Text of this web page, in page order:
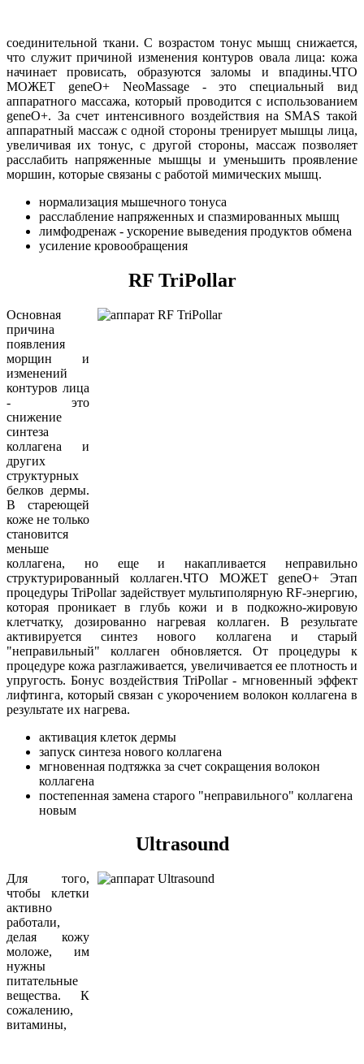
соединительной ткани. С возрастом тонус мышц снижается,
что служит причиной изменения контуров овала лица: кожа
начинает провисать, образуются заломы и впадины.​ЧТО
МОЖЕТ geneO+ NeoMassage - это специальный вид
аппаратного массажа, который проводится с использованием
geneO+. За счет интенсивного воздействия на SMAS такой
аппаратный массаж с одной стороны тренирует мышцы лица,
увеличивая их тонус, с другой стороны, массаж позволяет
расслабить напряженные мышцы и уменьшить проявление
моршин, которые связаны с работой мимических мышц.
нормализация мышечного тонуса
расслабление напряженных и спазмированных мышц
лимфодренаж - ускорение выведения продуктов обмена
усиление кровообращения
RF TriPollar
Основная
причина
появления
морщин и
изменений
контуров лица
- это
снижение
синтеза
коллагена и
других
структурных
белков дермы.
В стареющей
коже не только
становится
меньше
коллагена, но еще и накапливается неправильно
структурированный коллаген.​ЧТО МОЖЕТ geneO+ Этап
процедуры TriPollar задействует мультиполярную RF-энергию,
которая проникает в глубь кожи и в подкожно-жировую
клетчатку, дозированно нагревая коллаген. В результате
активируется синтез нового коллагена и старый
"неправильный" коллаген обновляется. От процедуры к
процедуре кожа разглаживается, увеличивается ее плотность и
упругость. Бонус воздействия TriPollar - мгновенный эффект
лифтинга, который связан с укорочением волокон коллагена в
результате их нагрева.
активация клеток дермы
запуск синтеза нового коллагена
мгновенная подтяжка за счет сокращения волокон
коллагена
постепенная замена старого "неправильного" коллагена
новым
Ultrasound
Для того,
чтобы клетки
активно
работали,
делая кожу
моложе, им
нужны
питательные
вещества. К
сожалению,
витамины,